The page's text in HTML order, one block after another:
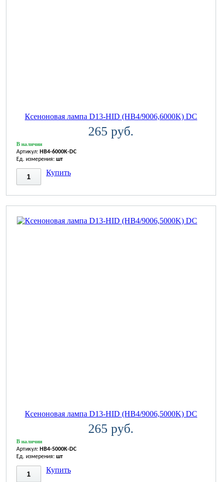
Ксеноновая лампа D13-HID (HB4/9006,6000K) DC
265 руб.
В наличии
Артикул: HB4-6000K-DC
Ед. измерения: шт
Купить
Ксеноновая лампа D13-HID (HB4/9006,5000K) DC
265 руб.
В наличии
Артикул: HB4-5000K-DC
Ед. измерения: шт
Купить